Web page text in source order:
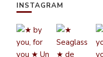
INSTAGRAM